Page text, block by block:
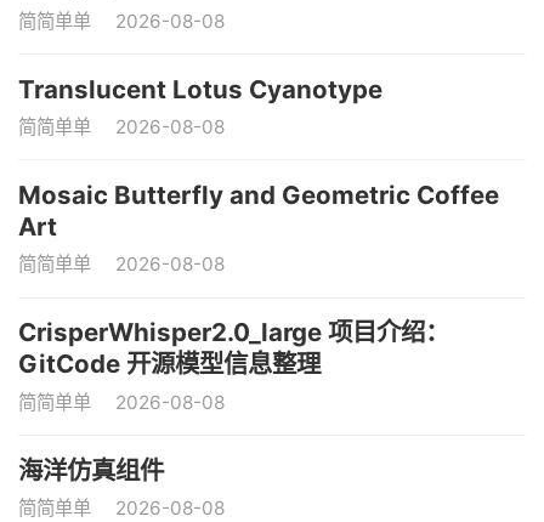
简简单单 2026-08-08
Translucent Lotus Cyanotype
简简单单 2026-08-08
Mosaic Butterfly and Geometric Coffee
Art
简简单单 2026-08-08
CrisperWhisper2.0_large 项目介绍：
GitCode 开源模型信息整理
简简单单 2026-08-08
海洋仿真组件
简简单单 2026-08-08